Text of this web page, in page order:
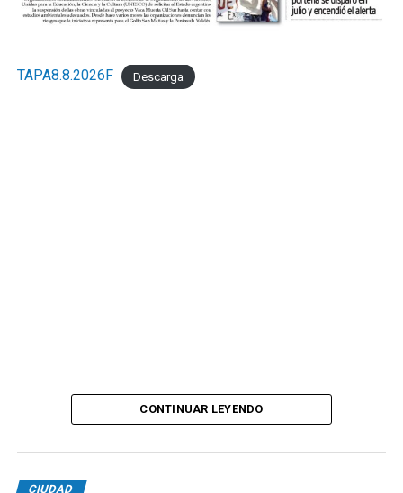
TAPA8.8.2026F Descarga
CONTINUAR LEYENDO
CIUDAD